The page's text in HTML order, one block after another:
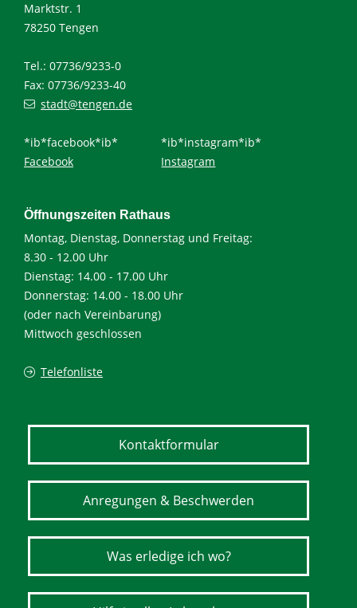
Marktstr. 1
78250 Tengen
Tel.: 07736/9233-0
Fax: 07736/9233-40
stadt@tengen.de
*ib*facebook*ib*
Facebook
*ib*instagram*ib*
Instagram
Öffnungszeiten Rathaus
Montag, Dienstag, Donnerstag und Freitag:
8.30 - 12.00 Uhr
Dienstag: 14.00 - 17.00 Uhr
Donnerstag: 14.00 - 18.00 Uhr
(oder nach Vereinbarung)
Mittwoch geschlossen
Telefonliste
Kontaktformular
Anregungen & Beschwerden
Was erledige ich wo?